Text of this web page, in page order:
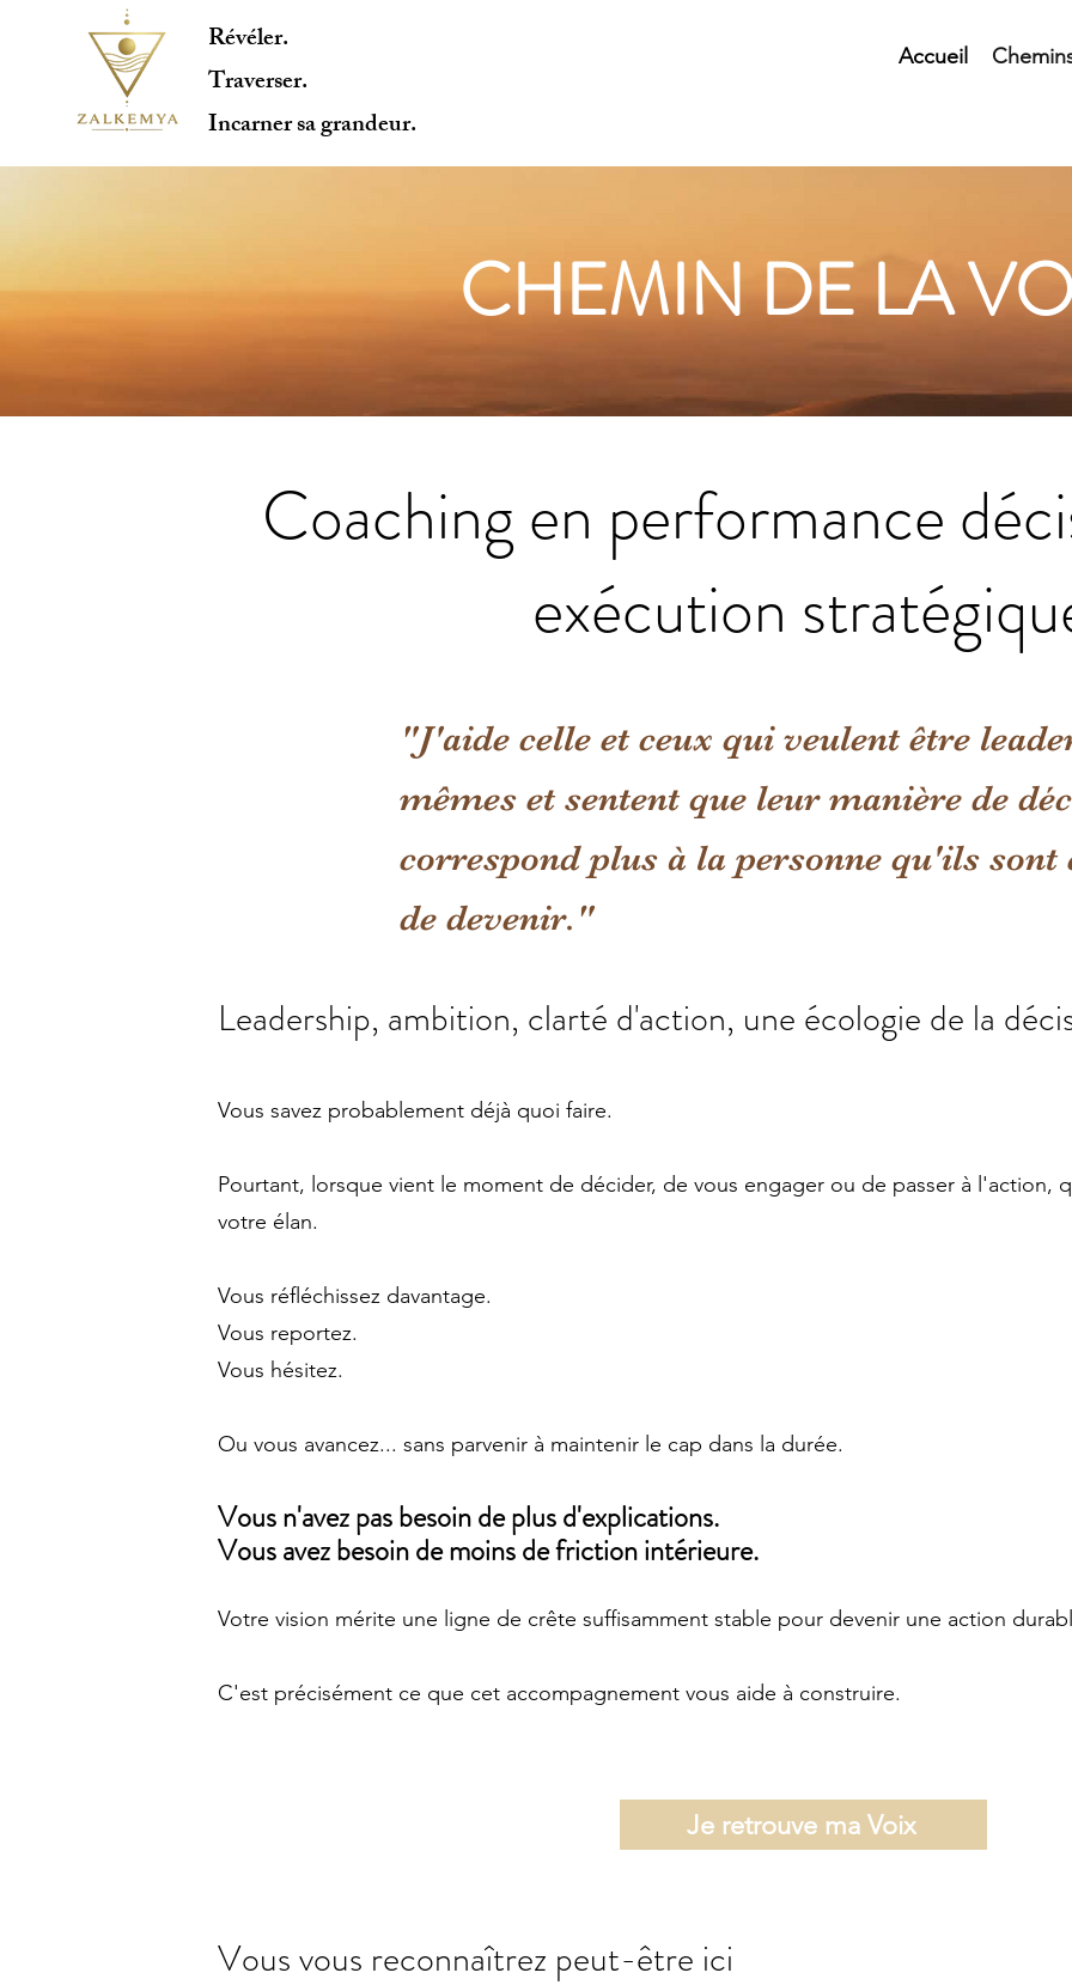
Révéler.
Traverser.
Incarner sa grandeur.
Accueil
CHEMIN DE LA
Coaching en performance
exécution
"J'aide celle et ceux qui veulent être
mêmes et sentent que leur manière de
correspond plus à la personne qu'ils sont
de devenir."
Leadership, ambition, clarté d'action, une écologie de la
Vous savez probablement déjà quoi faire.
Pourtant, lorsque vient le moment de décider, de vous engager ou de passer à l'action,
votre élan.
Vous réfléchissez davantage.
Vous reportez.
Vous hésitez.
Ou vous avancez... sans parvenir à maintenir le cap dans la durée.
Vous n'avez pas besoin de plus d'explications.
Vous avez besoin de moins de friction intérieure.
Votre vision mérite une ligne de crête suffisamment stable pour devenir une action
C'est précisément ce que cet accompagnement vous aide à construire.
Vous vous reconnaîtrez peut-être ici
Je retrouve ma Voix